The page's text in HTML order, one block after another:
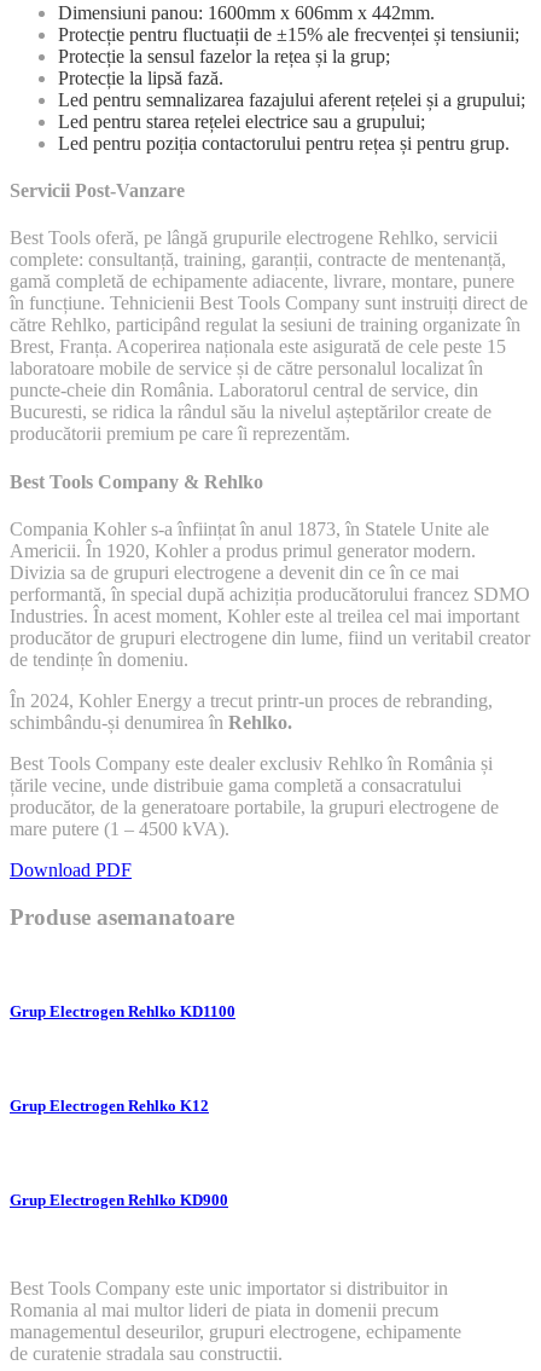
Dimensiuni panou: 1600mm x 606mm x 442mm.
Protecție pentru fluctuații de ±15% ale frecvenței și tensiunii;
Protecție la sensul fazelor la rețea și la grup;
Protecție la lipsă fază.
Led pentru semnalizarea fazajului aferent rețelei și a grupului;
Led pentru starea rețelei electrice sau a grupului;
Led pentru poziția contactorului pentru rețea și pentru grup.
Servicii Post-Vanzare
Best Tools oferă, pe lângă grupurile electrogene Rehlko, servicii
complete: consultanță, training, garanții, contracte de mentenanță,
gamă completă de echipamente adiacente, livrare, montare, punere
în funcțiune. Tehnicienii Best Tools Company sunt instruiți direct de
către Rehlko, participând regulat la sesiuni de training organizate în
Brest, Franța. Acoperirea naționala este asigurată de cele peste 15
laboratoare mobile de service și de către personalul localizat în
puncte-cheie din România. Laboratorul central de service, din
Bucuresti, se ridica la rândul său la nivelul așteptărilor create de
producătorii premium pe care îi reprezentăm.
Best Tools Company & Rehlko
Compania Kohler s-a înființat în anul 1873, în Statele Unite ale
Americii. În 1920, Kohler a produs primul generator modern.
Divizia sa de grupuri electrogene a devenit din ce în ce mai
performantă, în special după achiziția producătorului francez SDMO
Industries. În acest moment, Kohler este al treilea cel mai important
producător de grupuri electrogene din lume, fiind un veritabil creator
de tendințe în domeniu.
În 2024, Kohler Energy a trecut printr-un proces de rebranding,
schimbându-și denumirea în Rehlko.
Best Tools Company este dealer exclusiv Rehlko în România și
țările vecine, unde distribuie gama completă a consacratului
producător, de la generatoare portabile, la grupuri electrogene de
mare putere (1 – 4500 kVA).
Download PDF
Produse asemanatoare
Grup Electrogen Rehlko KD1100
Grup Electrogen Rehlko K12
Grup Electrogen Rehlko KD900
Best Tools Company este unic importator si distribuitor in
Romania al mai multor lideri de piata in domenii precum
managementul deseurilor, grupuri electrogene, echipamente
de curatenie stradala sau constructii.